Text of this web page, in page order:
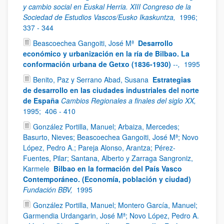
y cambio social en Euskal Herria. XIII Congreso de la
Sociedad de Estudios Vascos/Eusko Ikaskuntza, 1996;
337 - 344
Beascoechea Gangoiti, José Mª Desarrollo
económico y urbanización en la ría de Bilbao. La
conformación urbana de Getxo (1836-1930) --, 1995
Benito, Paz y Serrano Abad, Susana Estrategias
de desarrollo en las ciudades industriales del norte
de España Cambios Regionales a finales del siglo XX,
1995; 406 - 410
González Portilla, Manuel; Arbaiza, Mercedes;
Basurto, Nieves; Beascoechea Gangoiti, José Mª; Novo
López, Pedro A.; Pareja Alonso, Arantza; Pérez-
Fuentes, Pilar; Santana, Alberto y Zarraga Sangroniz,
Karmele Bilbao en la formación del País Vasco
Contemporáneo. (Economía, población y ciudad)
Fundación BBV, 1995
González Portilla, Manuel; Montero García, Manuel;
Garmendia Urdangarin, José Mª; Novo López, Pedro A.